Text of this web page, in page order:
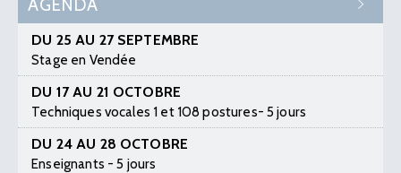
AGENDA
DU 25 AU 27 SEPTEMBRE
Stage en Vendée
DU 17 AU 21 OCTOBRE
Techniques vocales 1 et 108 postures- 5 jours
DU 24 AU 28 OCTOBRE
Enseignants - 5 jours